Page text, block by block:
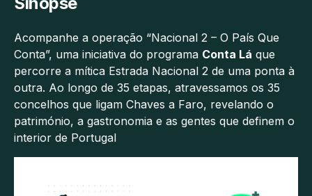
Acompanhe a operação “Nacional 2 – O País Que
Conta”, uma iniciativa do programa Conta Lá que
percorre a mítica Estrada Nacional 2 de uma ponta à
outra. Ao longo de 35 etapas, atravessamos os 35
concelhos que ligam Chaves a Faro, revelando o
património, a gastronomia e as gentes que definem o
interior de Portugal